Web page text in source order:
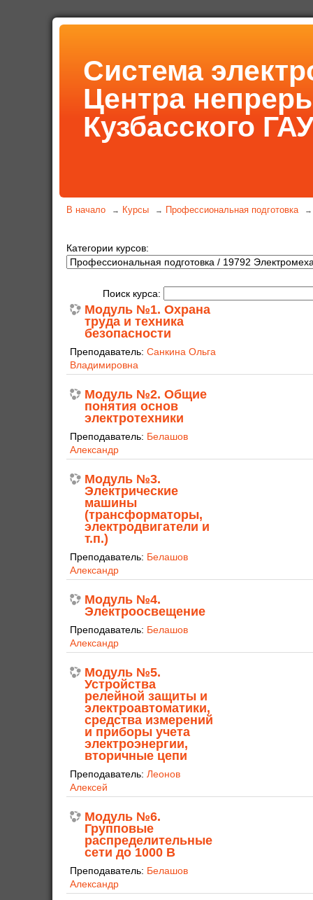
Система
Центра
Кузбасского
В начало → Курсы → Профессиональная подготовка →
Категории курсов:
Поиск курса:
Модуль №1. Охрана
труда и техника
безопасности
Преподаватель: Санкина Ольга
Владимировна
Модуль №2. Общие
понятия основ
электротехники
Преподаватель: Белашов
Александр
Модуль №3.
Электрические
машины
(трансформаторы,
электродвигатели и
т.п.)
Преподаватель: Белашов
Александр
Модуль №4.
Электроосвещение
Преподаватель: Белашов
Александр
Модуль №5.
Устройства
релейной защиты и
электроавтоматики,
средства измерений
и приборы учета
электроэнергии,
вторичные цепи
Преподаватель: Леонов
Алексей
Модуль №6.
Групповые
распределительные
сети до 1000 В
Преподаватель: Белашов
Александр